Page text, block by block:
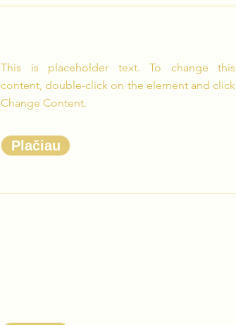
This is placeholder text. To change this
content, double-click on the element and click
Change Content.
Plačiau